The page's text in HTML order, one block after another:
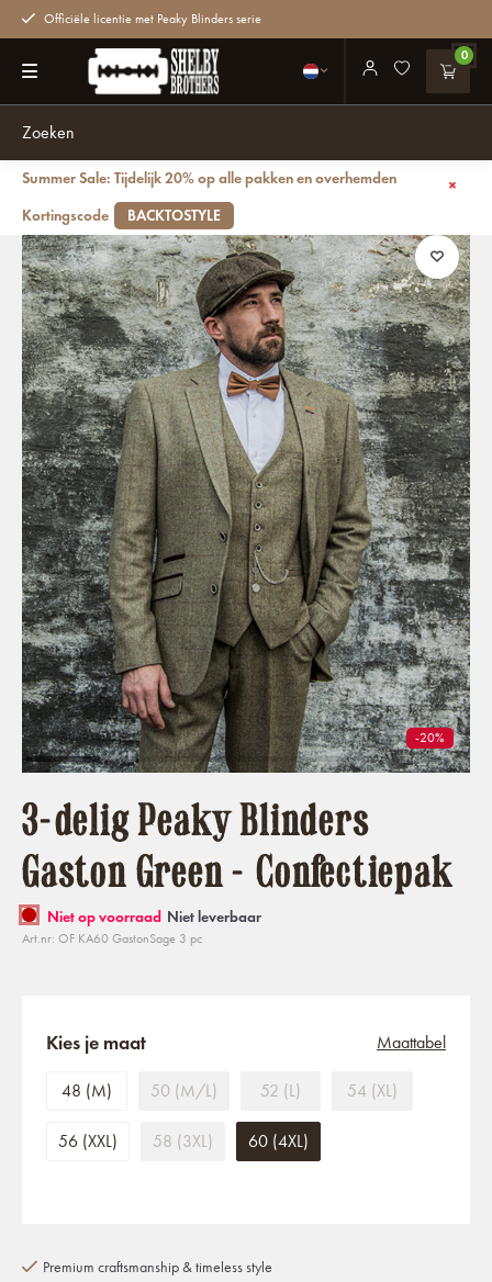
Officiële licentie met Peaky Blinders serie
0
Summer Sale: Tijdelijk 20% op alle pakken en overhemden
Kortingscode
BACKTOSTYLE
3-delig Peaky Blinders Gaston Green - Confectiepak
-20%
3-delig Peaky Blinders
Gaston Green - Confectiepak
Niet op voorraad Niet leverbaar
Art.nr: OF KA60 GastonSage 3 pc
Kies je maat
48 (M) 50 (M/L) 52 (L) 54 (XL)
56 (XXL) 58 (3XL) 60 (4XL)
Maattabel
Premium craftsmanship & timeless style